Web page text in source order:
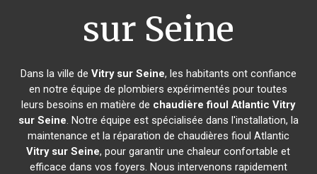
sur Seine
Dans la ville de Vitry sur Seine, les habitants ont confiance
en notre équipe de plombiers expérimentés pour toutes
leurs besoins en matière de chaudière fioul Atlantic Vitry
sur Seine. Notre équipe est spécialisée dans l'installation, la
maintenance et la réparation de chaudières fioul Atlantic
Vitry sur Seine, pour garantir une chaleur confortable et
efficace dans vos foyers. Nous intervenons rapidement